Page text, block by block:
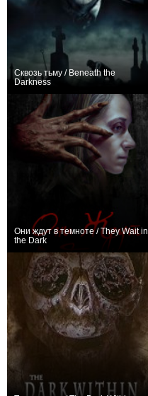
Сквозь тьму / Beneath the
Darkness
Они ждут в темноте / They Wait in
the Dark